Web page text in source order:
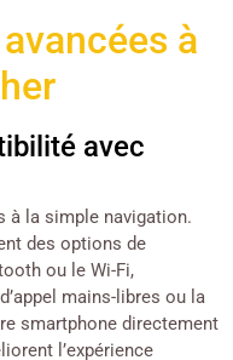
à
avec
à la simple navigation.
des options de
ou le Wi-Fi,
mains-libres ou la
smartphone directement
l’expérience